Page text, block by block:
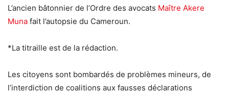
L’ancien bâtonnier de l’Ordre des avocats Maître Akere
Muna fait l’autopsie du Cameroun.
*La titraille est de la rédaction.
Les citoyens sont bombardés de problèmes mineurs, de
l’interdiction de coalitions aux fausses déclarations